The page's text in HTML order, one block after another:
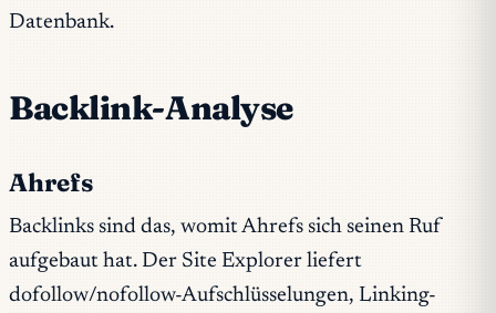
Datenbank.
Backlink-Analyse
Ahrefs
Backlinks sind das, womit Ahrefs sich seinen Ruf
aufgebaut hat. Der Site Explorer liefert
dofollow/nofollow-Aufschlüsselungen, Linking-